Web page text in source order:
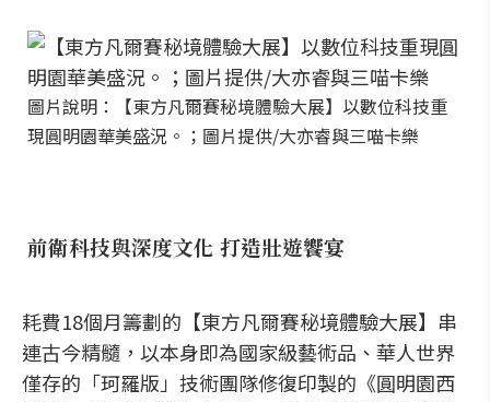
圖片說明：【東方凡爾賽秘境體驗大展】以數位科技重
現圓明園華美盛況。；圖片提供/大亦睿與三喵卡樂
前衛科技與深度文化 打造壯遊饗宴
耗費18個月籌劃的【東方凡爾賽秘境體驗大展】串
連古今精髓，以本身即為國家級藝術品、華人世界
僅存的「珂羅版」技術團隊修復印製的《圓明園西